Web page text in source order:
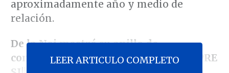
aproximadamente año y medio de
relación.
De la Noi mostró su anillo de
compromiso junto al mensaje "SIEMPRE
LEER ARTICULO COMPLETO